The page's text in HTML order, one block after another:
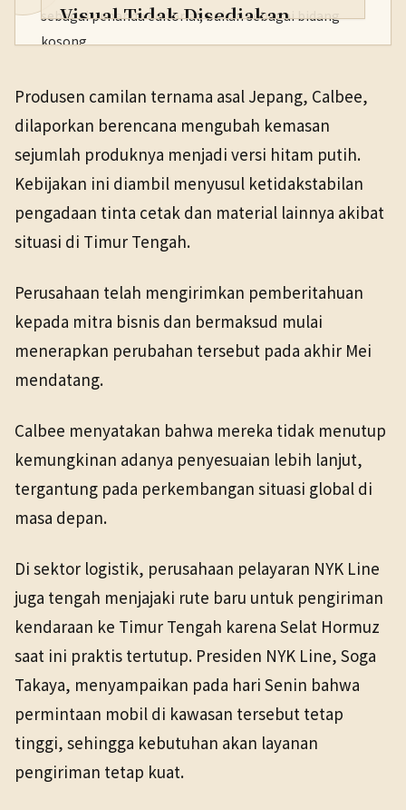
sebagai penanda editorial, bukan sebagai bidang
kosong.
Visual Tidak Disediakan
12 Mei 2026
Produsen camilan ternama asal Jepang, Calbee,
dilaporkan berencana mengubah kemasan
sejumlah produknya menjadi versi hitam putih.
Kebijakan ini diambil menyusul ketidakstabilan
pengadaan tinta cetak dan material lainnya akibat
situasi di Timur Tengah.
Perusahaan telah mengirimkan pemberitahuan
kepada mitra bisnis dan bermaksud mulai
menerapkan perubahan tersebut pada akhir Mei
mendatang.
Calbee menyatakan bahwa mereka tidak menutup
kemungkinan adanya penyesuaian lebih lanjut,
tergantung pada perkembangan situasi global di
masa depan.
Di sektor logistik, perusahaan pelayaran NYK Line
juga tengah menjajaki rute baru untuk pengiriman
kendaraan ke Timur Tengah karena Selat Hormuz
saat ini praktis tertutup. Presiden NYK Line, Soga
Takaya, menyampaikan pada hari Senin bahwa
permintaan mobil di kawasan tersebut tetap
tinggi, sehingga kebutuhan akan layanan
pengiriman tetap kuat.